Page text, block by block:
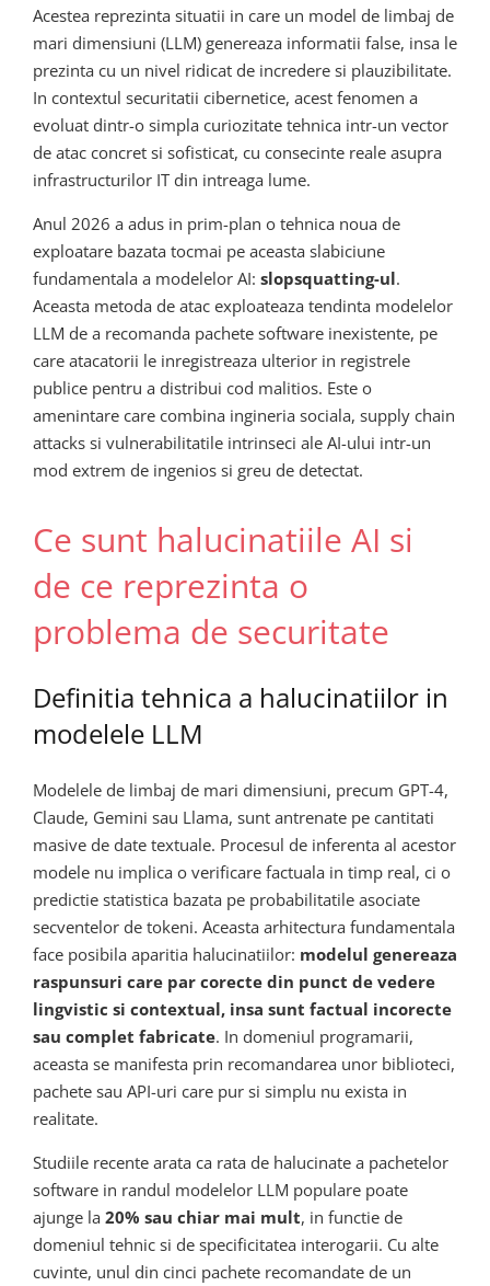
Acestea reprezinta situatii in care un model de limbaj de
mari dimensiuni (LLM) genereaza informatii false, insa le
prezinta cu un nivel ridicat de incredere si plauzibilitate.
In contextul securitatii cibernetice, acest fenomen a
evoluat dintr-o simpla curiozitate tehnica intr-un vector
de atac concret si sofisticat, cu consecinte reale asupra
infrastructurilor IT din intreaga lume.
Anul 2026 a adus in prim-plan o tehnica noua de
exploatare bazata tocmai pe aceasta slabiciune
fundamentala a modelelor AI: slopsquatting-ul.
Aceasta metoda de atac exploateaza tendinta modelelor
LLM de a recomanda pachete software inexistente, pe
care atacatorii le inregistreaza ulterior in registrele
publice pentru a distribui cod malitios. Este o
amenintare care combina ingineria sociala, supply chain
attacks si vulnerabilitatile intrinseci ale AI-ului intr-un
mod extrem de ingenios si greu de detectat.
Ce sunt halucinatiile AI si
de ce reprezinta o
problema de securitate
Definitia tehnica a halucinatiilor in
modelele LLM
Modelele de limbaj de mari dimensiuni, precum GPT-4,
Claude, Gemini sau Llama, sunt antrenate pe cantitati
masive de date textuale. Procesul de inferenta al acestor
modele nu implica o verificare factuala in timp real, ci o
predictie statistica bazata pe probabilitatile asociate
secventelor de tokeni. Aceasta arhitectura fundamentala
face posibila aparitia halucinatiilor: modelul genereaza
raspunsuri care par corecte din punct de vedere
lingvistic si contextual, insa sunt factual incorecte
sau complet fabricate. In domeniul programarii,
aceasta se manifesta prin recomandarea unor biblioteci,
pachete sau API-uri care pur si simplu nu exista in
realitate.
Studiile recente arata ca rata de halucinate a pachetelor
software in randul modelelor LLM populare poate
ajunge la 20% sau chiar mai mult, in functie de
domeniul tehnic si de specificitatea interogarii. Cu alte
cuvinte, unul din cinci pachete recomandate de un